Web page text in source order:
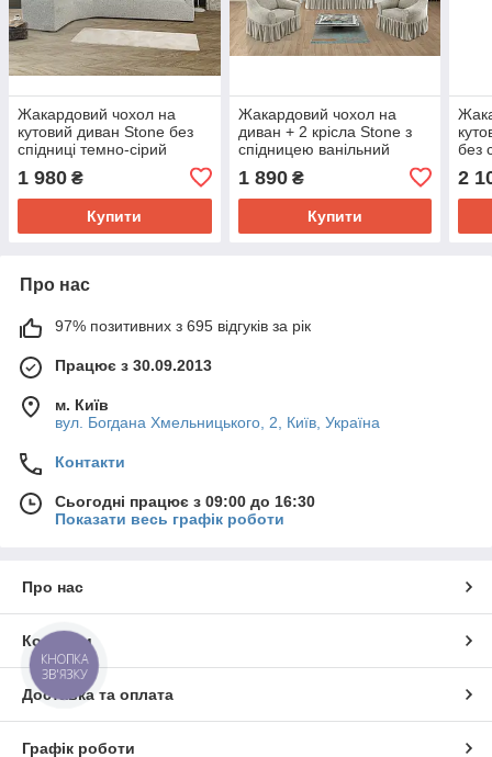
Жакардовий чохол на
кутовий диван Stone без
спідниці темно-сірий
1 980 ₴
Купити
Жакардовий чохол на
диван + 2 крісла Stone з
спідницею ванільний
1 890₴
Купити
без
2
Про нас
97% позитивних з 695 відгуків за рік
Працює з 30.09.2013
м. Київ
вул. Богдана Хмельницького, 2, Київ, Україна
Контакти
Сьогодні працює з 09:00 до 16:30
Показати весь графік роботи
Про нас
Контакти
Доставка та оплата
Графік роботи
КНОПКА
ЗВ'ЯЗКУ